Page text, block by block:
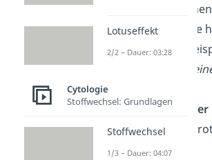
daraus Proteine
können zum
Modifikation der
hergestellten
dann im rauen
Lotuseffekt
2/2 – Dauer: 03:28
Cytologie
Stoffwechsel: Grundlagen
Stoffwechsel
1/3 – Dauer: 04:07